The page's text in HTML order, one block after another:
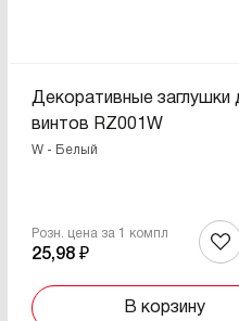
Декоративные заглушки
винтов RZ001W
W - Белый
Розн. цена за 1 компл
25,98 ₽
В корзину